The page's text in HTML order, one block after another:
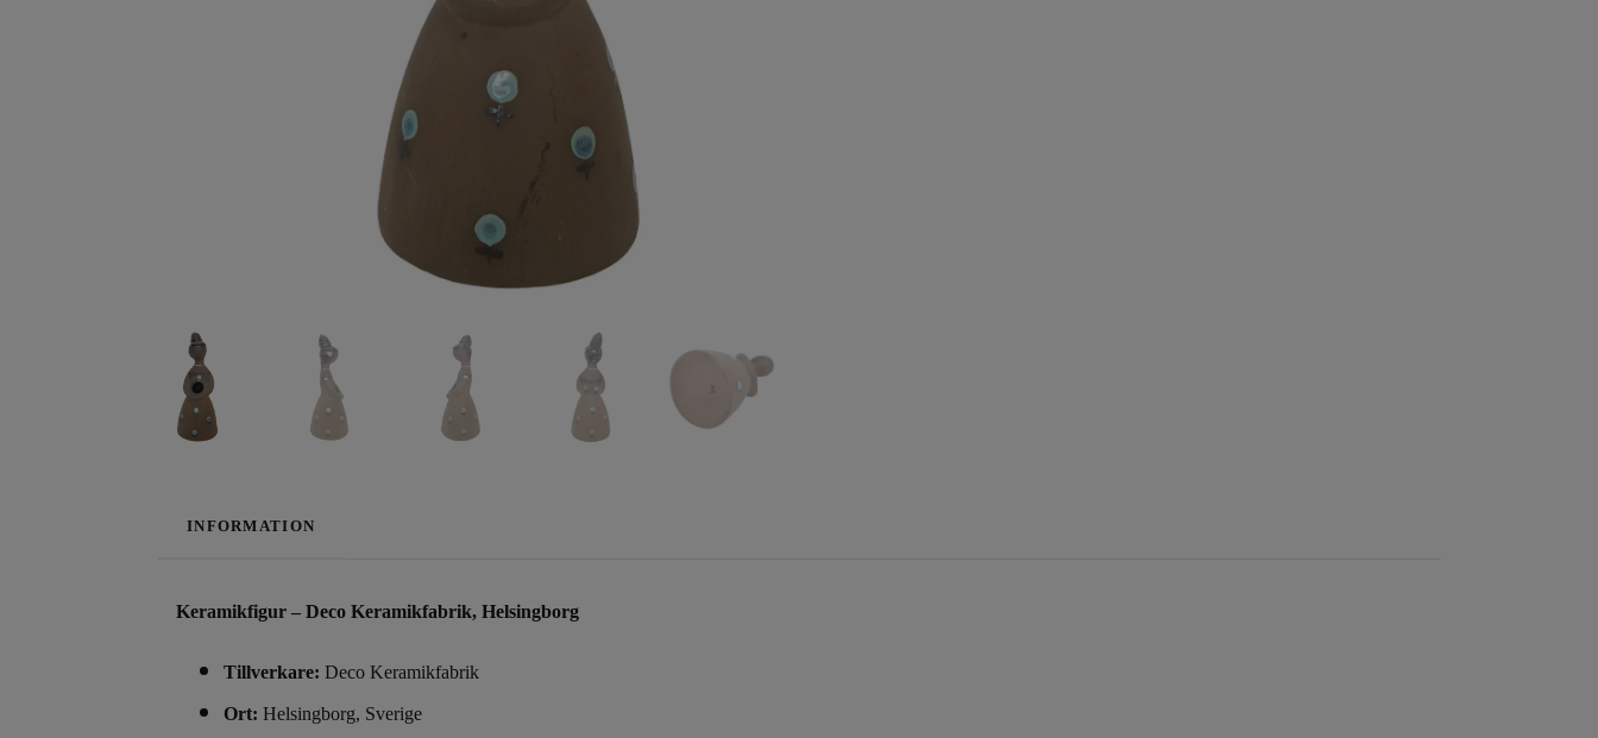
INFORMATION
Keramikfigur – Deco Keramikfabrik, Helsingborg
Tillverkare: Deco Keramikfabrik
Ort: Helsingborg, Sverige